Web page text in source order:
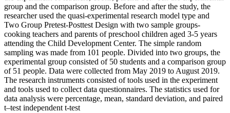
group and the comparison group. Before and after the study, the
researcher used the quasi-experimental research model type and
Two Group Pretest-Posttest Design with two sample groups-
cooking teachers and parents of preschool children aged 3-5 years
attending the Child Development Center. The simple random
sampling was made from 101 people. Divided into two groups, the
experimental group consisted of 50 students and a comparison group
of 51 people. Data were collected from May 2019 to August 2019.
The research instruments consisted of tools used in the experiment
and tools used to collect data questionnaires. The statistics used for
data analysis were percentage, mean, standard deviation, and paired
t–test independent t-test